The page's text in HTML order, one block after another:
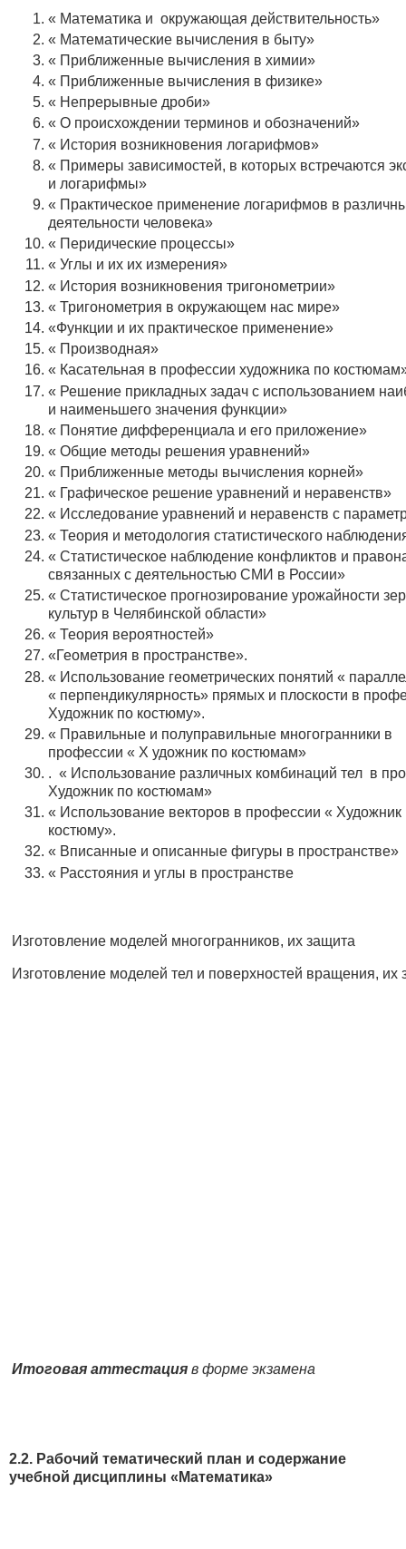
« Математика и окружающая действительность»
« Математические вычисления в быту»
« Приближенные вычисления в химии»
« Приближенные вычисления в физике»
« Непрерывные дроби»
« О происхождении терминов и обозначений»
« История возникновения логарифмов»
« Примеры зависимостей, в которых встречаются
и логарифмы»
« Практическое применение логарифмов в
деятельности человека»
« Перидические процессы»
« Углы и их их измерения»
« История возникновения тригонометрии»
« Тригонометрия в окружающем нас мире»
«Функции и их практическое применение»
« Производная»
« Касательная в профессии художника по
« Решение прикладных задач с использованием
и наименьшего значения функции»
« Понятие дифференциала и его приложение»
« Общие методы решения уравнений»
« Приближенные методы вычисления корней»
« Графическое решение уравнений и неравенств»
« Исследование уравнений и неравенств с
« Теория и методология статистического
« Статистическое наблюдение конфликтов и
связанных с деятельностью СМИ в России»
« Статистическое прогнозирование урожайности
культур в Челябинской области»
« Теория вероятностей»
«Геометрия в пространстве».
« Использование геометрических понятий «
« перпендикулярность» прямых и плоскости в
Художник по костюму».
« Правильные и полуправильные многогранники в
профессии « Х удожник по костюмам»
. « Использование различных комбинаций тел в
Художник по костюмам»
« Использование векторов в профессии « Художник
костюму».
« Вписанные и описанные фигуры в пространстве»
« Расстояния и углы в пространстве
Изготовление моделей многогранников, их защита
Изготовление моделей тел и поверхностей вращения, их
Итоговая аттестация в форме экзамена
2.2. Рабочий тематический план и содержание
учебной дисциплины «Математика»